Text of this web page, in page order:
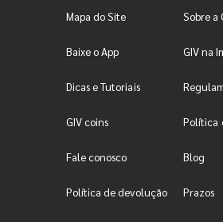
Mapa do Site Sobre a
Baixe o App GIV na
Dicas e Tutoriais
GIV coins Política
Fale conosco Blog
Política de devolução Prazos